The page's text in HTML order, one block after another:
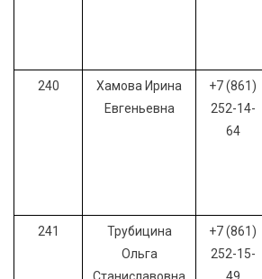
240
Хамова Ирина
Евгеньевна
+7 (861)
252-14-
64
241
Трубицина
Ольга
+7 (861)
252-15-